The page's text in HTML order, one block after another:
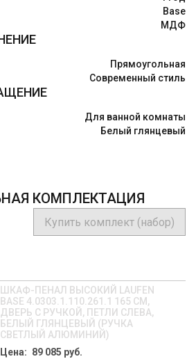
Base
МДФ
Прямоугольная
Современный стиль
Для ванной комнаты
Белый глянцевый
КОМПЛЕКТАЦИЯ
Купить комплект (набор)
ШКАФ-ПЕНАЛ ВЫСОКИЙ LAUFEN
BASE 4.0303.1.110.261.1 165 СМ,
ДВЕРЬ С РУЧКОЙ, ПЕТЛИ СЛЕВА,
БЕЛЫЙ ГЛЯНЦЕВЫЙ (РУЧКА
СВЕТЛЫЙ АЛЮМИНИЙ)
Цена: 89 085 руб.